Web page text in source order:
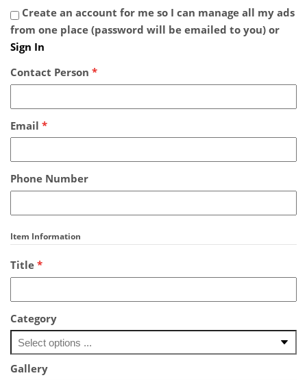
Create an account for me so I can manage all my ads
from one place (password will be emailed to you) or
Sign In
Contact Person *
Email *
Phone Number
Item Information
Title *
Category
Gallery